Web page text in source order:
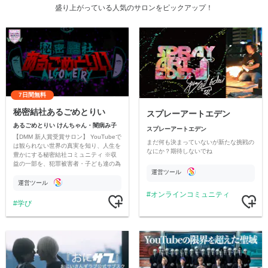
盛り上がっている人気のサロンをピックアップ！
7日間無料
秘密結社あるごめとりい
あるごめとりい けんちゃん・闇病み子
【DMM 新人賞受賞サロン】 YouTubeで
は観られない世界の真実を知り、人生を
豊かにする秘密結社コミュニティ ※収
益の一部を、犯罪被害者・子ども達の為
す運営ツール
学び
スプレーアートエデン
スプレーアートエデン
まだ何も決まっていないが新たな挑戦の
なにか？期待しないでね
運営ツール
オンラインコミュニティ